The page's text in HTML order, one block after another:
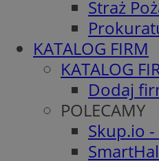
Straż
KATALOG FIRM
KATALOG
Dodaj
POLECAMY
Skup.io